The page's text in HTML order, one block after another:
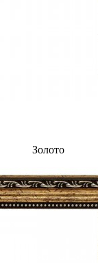
Золото